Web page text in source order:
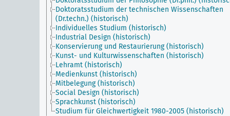
Doktoratsstudium der technischen Wissenschaften
(Dr.techn.) (historisch)
Individuelles Studium (historisch)
Industrial Design (historisch)
Konservierung und Restaurierung (historisch)
Kunst- und Kulturwissenschaften (historisch)
Lehramt (historisch)
Medienkunst (historisch)
Mitbelegung (historisch)
Social Design (historisch)
Sprachkunst (historisch)
Studium für Gleichwertigkeit 1980-2005 (historisch)